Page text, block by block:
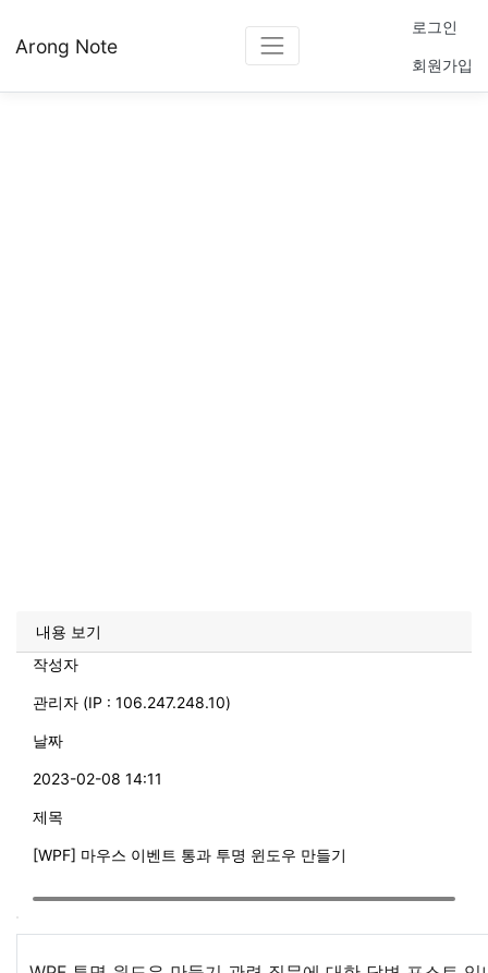
Arong Note
로그인
회원가입
내용 보기
작성자
관리자 (IP : 106.247.248.10)
날짜
2023-02-08 14:11
제목
[WPF] 마우스 이벤트 통과 투명 윈도우 만들기